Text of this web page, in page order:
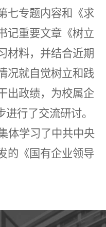
七专题内容和《求
记重要文章《树立
材料， 并结合近期
况就自觉树立和践
出政绩，为校属企
行了交流研讨。
体学习了中共中央
的《国有企业领导